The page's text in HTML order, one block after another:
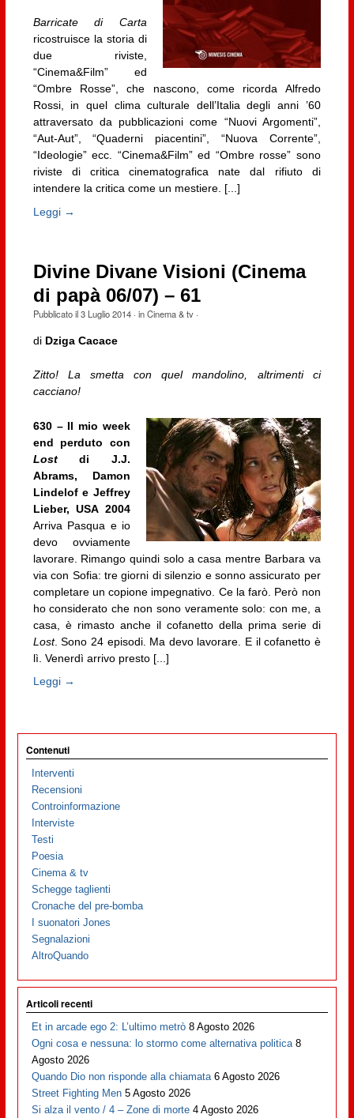
Barricate di Carta
ricostruisce la storia di
due riviste,
“Cinema&Film” ed
“Ombre Rosse”, che nascono, come ricorda Alfredo
Rossi, in quel clima culturale dell’Italia degli anni ’60
attraversato da pubblicazioni come “Nuovi Argomenti”,
“Aut-Aut”, “Quaderni piacentini”, “Nuova Corrente”,
“Ideologie” ecc. “Cinema&Film” ed “Ombre rosse” sono
riviste di critica cinematografica nate dal rifiuto di
intendere la critica come un mestiere. [...]
Leggi →
Divine Divane Visioni (Cinema
di papà 06/07) – 61
Pubblicato il3 Luglio 2014· inCinema & tv·
di Dziga Cacace
Zitto! La smetta con quel mandolino, altrimenti ci
cacciano!
630 – Il mio week
end perduto con
Lostdi J.J.
Abrams, Damon
Lindelof e Jeffrey
Lieber, USA 2004
Arriva Pasqua e io
devo ovviamente
lavorare. Rimango quindi solo a casa mentre Barbara va
via con Sofia: tre giorni di silenzio e sonno assicurato per
completare un copione impegnativo. Ce la farò. Però non
ho considerato che non sono veramente solo: con me, a
casa, è rimasto anche il cofanetto della prima serie di
Lost. Sono 24 episodi. Ma devo lavorare. E il cofanetto è
lì. Venerdì arrivo presto [...]
Leggi →
Contenuti
Interventi
Recensioni
Controinformazione
Interviste
Testi
Poesia
Cinema & tv
Schegge taglienti
Cronache del pre-bomba
I suonatori Jones
Segnalazioni
AltroQuando
Articoli recenti
Et in arcade ego 2: L’ultimo metrò 8 Agosto 2026
Ogni cosa e nessuna: lo stormo come alternativa politica 8
Agosto 2026
Quando Dio non risponde alla chiamata 6 Agosto 2026
Street Fighting Men 5 Agosto 2026
Si alza il vento / 4 – Zone di morte 4 Agosto 2026